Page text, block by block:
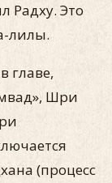
Радху. Это
лилы.
главе,
Шри
(процесс